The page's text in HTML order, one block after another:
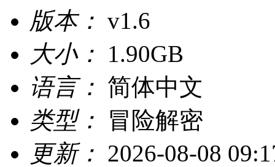
版本： v1.6
大小： 1.90GB
语言： 简体中文
类型：
冒险解密
更新： 2026-08-08